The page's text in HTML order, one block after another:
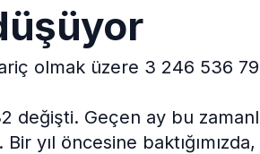
olmak üzere 3 246 536
değişti. Geçen ay bu
Bir yıl öncesine